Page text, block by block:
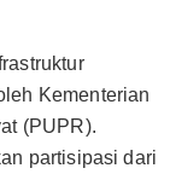
Kementerian
(PUPR).
partisipasi dari